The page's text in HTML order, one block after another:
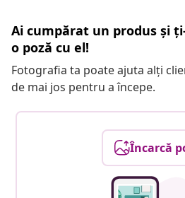
Ai cumpărat un produs și
o poză cu el!
Fotografia ta poate ajuta alți
de mai jos pentru a începe.
Încarcă